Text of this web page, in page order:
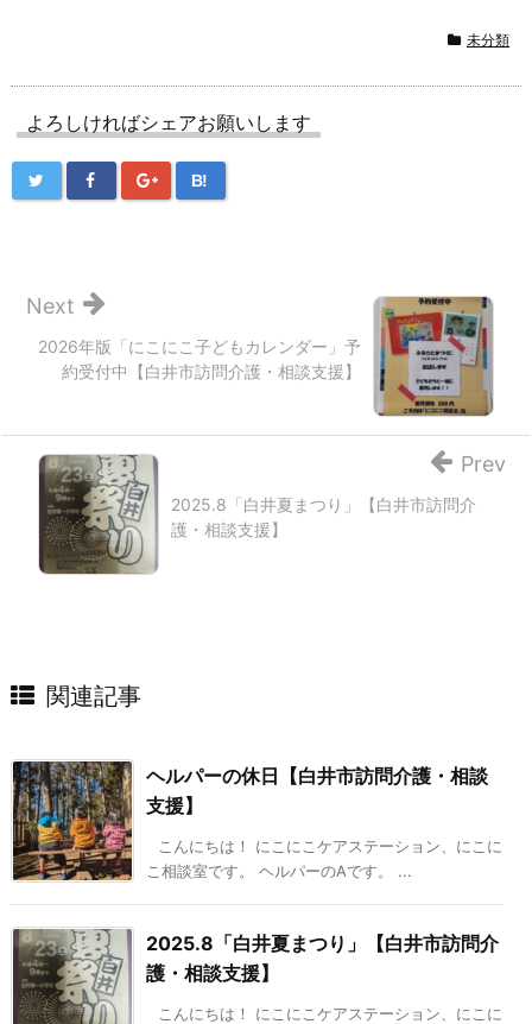
未分類
よろしければシェアお願いします
B!
2026年版「にこにこ子どもカレンダー」予
約受付中【白井市訪問介護・相談支援】
Next
2025.8「白井夏まつり」【白井市訪問介
護・相談支援】
Prev
関連記事
ヘルパーの休日【白井市訪問介護・相談
支援】
こんにちは！ にこにこケアステーション、にこに
こ相談室です。 ヘルパーのAです。 ...
2025.8「白井夏まつり」【白井市訪問介
護・相談支援】
こんにちは！ にこにこケアステーション、にこに